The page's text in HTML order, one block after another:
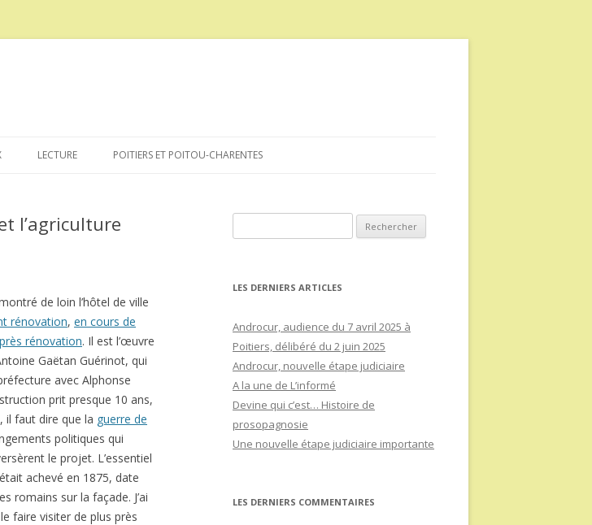
au
LECTURE POITIERS ET POITOU-CHARENTES
l’agriculture
de loin l’hôtel de ville
rénovation, en cours de
rénovation. Il est l’œuvre
Gaëtan Guérinot, qui
avec Alphonse
prit presque 10 ans,
il faut dire que la guerre de
politiques qui
le projet. L’essentiel
achevé en 1875, date
romains sur la façade. J’ai
faire visiter de plus près
LES DERNIERS ARTICLES
Androcur, audience du 7 avril 2025 à
Poitiers, délibéré du 2 juin 2025
Androcur, nouvelle étape judiciaire
A la une de L’informé
Devine qui c’est… Histoire de
prosopagnosie
Une nouvelle étape judiciaire importante
LES DERNIERS COMMENTAIRES